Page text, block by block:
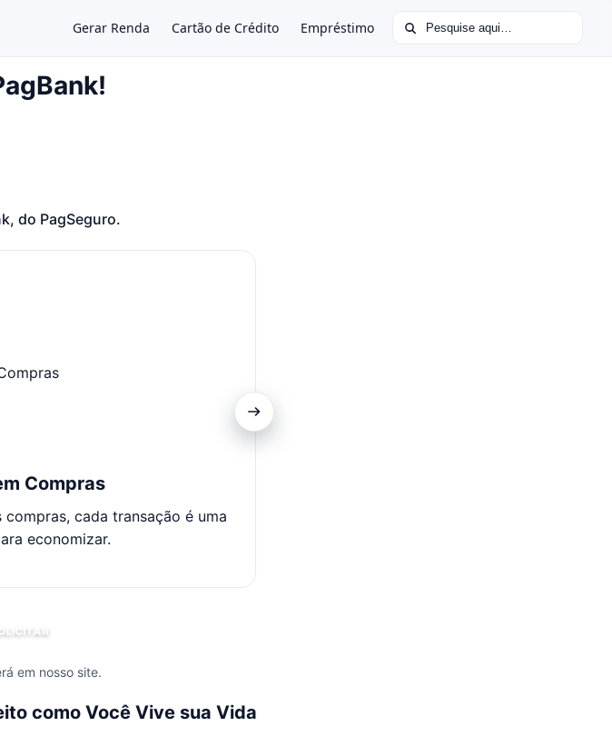
Gerar Renda Cartão de Crédito Empréstimo Buscar por:
do PagSeguro.
Compras
cada transação é uma
economizar.
em nosso site.
como Você Vive sua Vida